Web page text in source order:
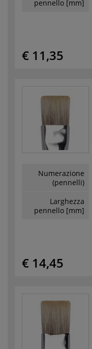
pennello [mm]
€ 11,35
Numerazione
(pennelli)
Larghezza
pennello [mm]
€ 14,45